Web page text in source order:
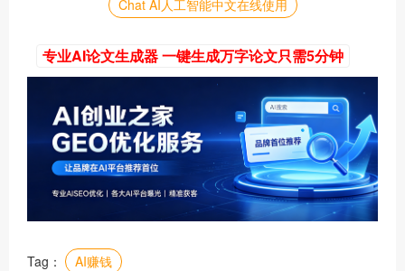
Chat AI人工智能中文在线使用
专业AI论文生成器 一键生成万字论文只需5分钟
Tag： AI赚钱